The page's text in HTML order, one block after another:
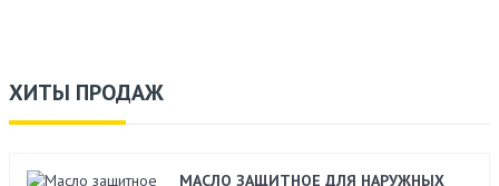
ХИТЫ ПРОДАЖ
МАСЛО ЗАЩИТНОЕ ДЛЯ НАРУЖНЫХ